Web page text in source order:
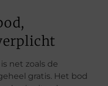
net zoals de
gratis. Het bod